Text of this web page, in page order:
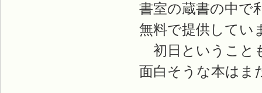
書室の蔵書の中で
無料で提供してい
初日ということ
面白そうな本はま